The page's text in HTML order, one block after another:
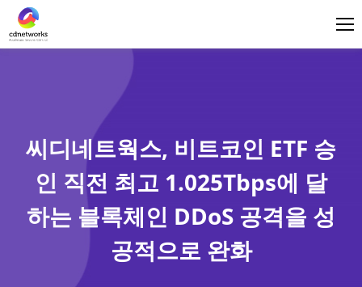
씨디네트웍스, 비트코인 ETF 승
인 직전 최고 1.025Tbps에 달
하는 블록체인 DDoS 공격을 성
공적으로 완화